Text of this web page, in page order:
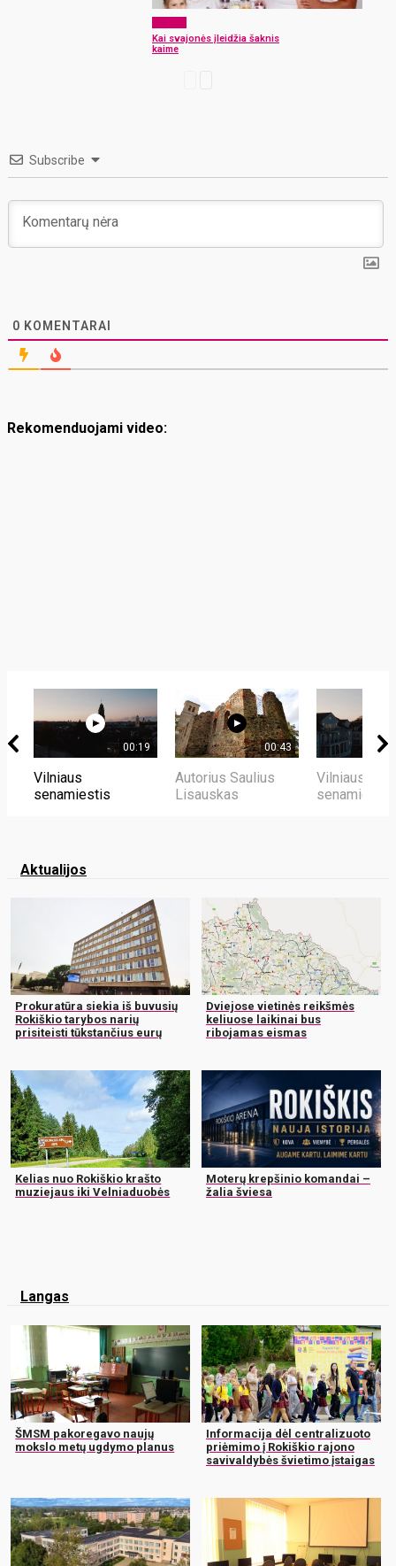
Kai svajonės įleidžia šaknis
kaime
Subscribe
0 KOMENTARAI
Rekomenduojami video:
00:19
Vilniaus
senamiestis
00:43
Autorius Saulius
Lisauskas
Vilniaus
senamiestis
Aktualijos
Prokuratūra siekia iš buvusių
Rokiškio tarybos narių
prisiteisti tūkstančius eurų
Dviejose vietinės reikšmės
keliuose laikinai bus
ribojamas eismas
Kelias nuo Rokiškio krašto
muziejaus iki Velniaduobės
Moterų krepšinio komandai –
žalia šviesa
Langas
ŠMSM pakoregavo naujų
mokslo metų ugdymo planus
Informacija dėl centralizuoto
priėmimo į Rokiškio rajono
savivaldybės švietimo įstaigas